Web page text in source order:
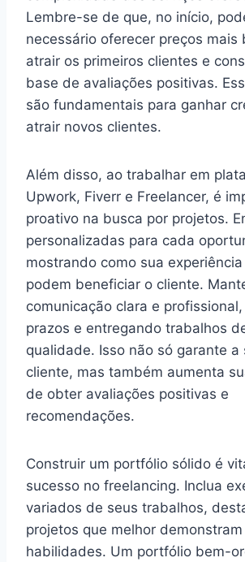
Lembre-se de que, no início,
necessário oferecer preços mais
atrair os primeiros clientes e
base de avaliações positivas.
são fundamentais para ganhar
atrair novos clientes.
Além disso, ao trabalhar em
Upwork, Fiverr e Freelancer, é
proativo na busca por projetos.
personalizadas para cada
mostrando como sua
podem beneficiar o cliente.
comunicação clara e
prazos e entregando trabalhos
qualidade. Isso não só garante
cliente, mas também aumenta
de obter avaliações positivas e
recomendações.
Construir um portfólio sólido é
sucesso no freelancing. Inclua
variados de seus trabalhos,
projetos que melhor demonstram
habilidades. Um portfólio bem-